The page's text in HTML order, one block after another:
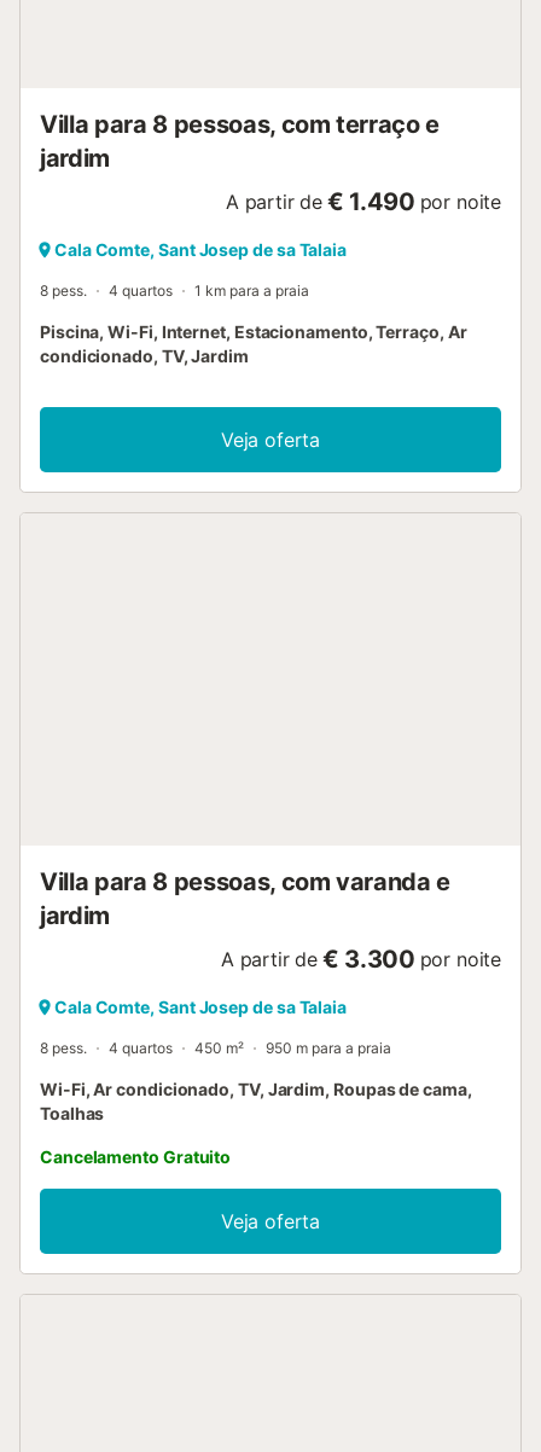
Villa para 8 pessoas, com terraço e
jardim
A partir de € 1.490 por noite
Cala Comte, Sant Josep de sa Talaia
8 pess. 4 quartos 1 km para a praia
Piscina, Wi-Fi, Internet, Estacionamento, Terraço, Ar
condicionado, TV, Jardim
Veja oferta
Villa para 8 pessoas, com varanda e
jardim
A partir de € 3.300 por noite
Cala Comte, Sant Josep de sa Talaia
8 pess. 4 quartos 450 m² 950 m para a praia
Wi-Fi, Ar condicionado, TV, Jardim, Roupas de cama,
Toalhas
Cancelamento Gratuito
Veja oferta